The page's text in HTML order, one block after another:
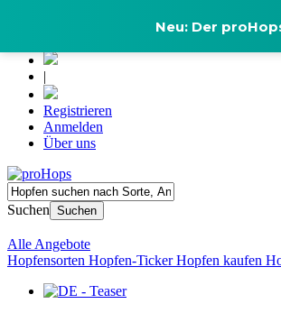
|
Registrieren
Anmelden
Über uns
Suchen Suchen
Alle Angebote
Hopfensorten Hopfen-TickerHopfen kaufen
Neu: Der